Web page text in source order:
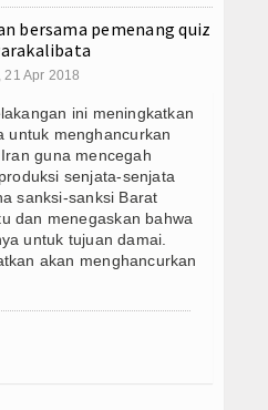
Cytotec Pontianak 082221005617
Misoprostol Cytotec Sopros Wa
Cytotec Tuban 082221005617 Jual
Cytotec Surabaya 082221005617
Cytotec Tangerang 082221005617
Cytotec Solo 082221005617 Jual
Cytotec Semarang 082221005617
Cytotec Samarinda 082221005617
Cytotec Purbalingga 082221005617
Cytotec Pontianak 082221005617
Misoprostol Cytotec Sopros Wa
bersama pemenang quiz
21 Apr 2018
ini meningkatkan
untuk menghancurkan
guna mencegah
senjata-senjata
sanksi-sanksi Barat
dan menegaskan bahwa
untuk tujuan damai.
akan menghancurkan